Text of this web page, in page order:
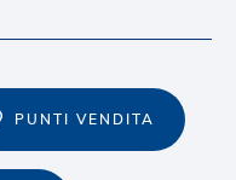
PUNTI VENDITA